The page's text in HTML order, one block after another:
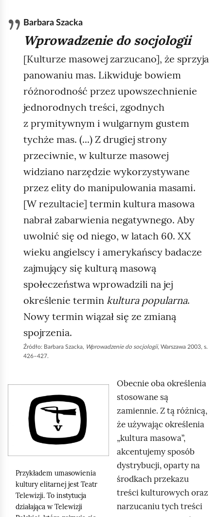
Barbara Szacka
Wprowadzenie do socjologii
[Kulturze masowej zarzucano], że sprzyja
panowaniu mas. Likwiduje bowiem
różnorodność przez upowszechnienie
jednorodnych treści, zgodnych
z prymitywnym i wulgarnym gustem
tychże mas. (...) Z drugiej strony
przeciwnie, w kulturze masowej
widziano narzędzie wykorzystywane
przez elity do manipulowania masami.
[W rezultacie] termin kultura masowa
nabrał zabarwienia negatywnego. Aby
uwolnić się od niego, w latach 60. XX
wieku angielscy i amerykańscy badacze
zajmujący się kulturą masową
społeczeństwa wprowadzili na jej
określenie termin kultura popularna.
Nowy termin wiązał się ze zmianą
spojrzenia.
Źródło: Barbara Szacka, Wprowadzenie do socjologii, Warszawa 2003, s.
426–427.
i
Przykładem umasowienia
kultury elitarnej jest Teatr
Telewizji. To instytucja
działająca w Telewizji
Obecnie oba określenia
stosowane są
zamiennie. Z tą różnicą,
że używając określenia
„kultura masowa”,
akcentujemy sposób
dystrybucji, oparty na
środkach przekazu
treści kulturowych oraz
narzucaniu tych treści